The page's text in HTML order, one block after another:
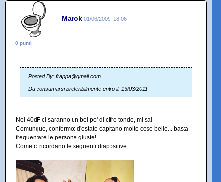
Marok 01/06/2009, 18:06
0 punti
Posted By: frappa@gmail.com
Da consumarsi preferibilmente entro il: 13/03/2011
Nel 40dF ci saranno un bel po' di cifre tonde, mi sa!
Comunque, confermo: d'estate capitano molte cose belle... basta
frequentare le persone giuste!
Come ci ricordano le seguenti diapositive: